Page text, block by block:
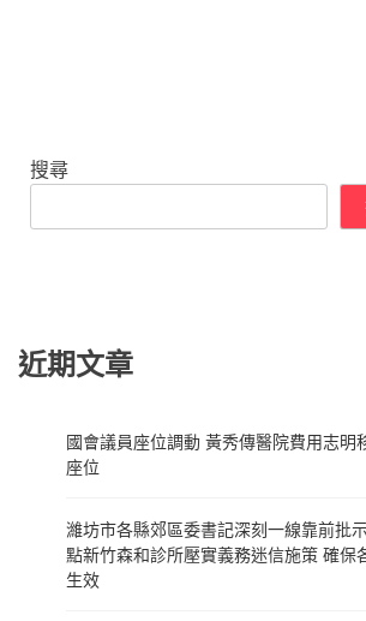
搜尋
近期文章
國會議員座位調動 黃秀傳醫院費用志明
座位
濰坊市各縣郊區委書記深刻一線靠前批
點新竹森和診所壓實義務迷信施策 確保
生效